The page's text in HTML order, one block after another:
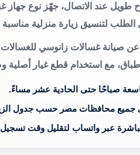
طويل عند الاتصال، جهّز نوع
لتنسيق زيارة منزلية مناسبة
صيانة غسالات زانوسي للغسالات
مع استخدام قطع غيار أصلية
صباحًا حتى الحادية عشر مساءً.
جميع محافظات مصر حسب جدول
مباشرة عبر واتساب لتقليل وقت